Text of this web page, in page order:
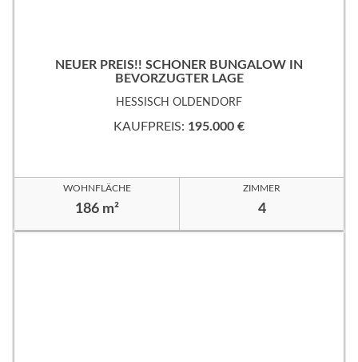
NEUER PREIS!! SCHÖNER BUNGALOW IN
BEVORZUGTER LAGE
HESSISCH OLDENDORF
KAUFPREIS: 195.000 €
WOHNFLÄCHE
186 m²
ZIMMER
4